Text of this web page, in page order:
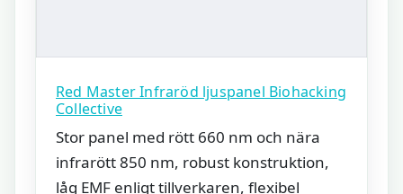
Red Master Infraröd ljuspanel Biohacking
Collective
Stor panel med rött 660 nm och nära
infrarött 850 nm, robust konstruktion,
låg EMF enligt tillverkaren, flexibel